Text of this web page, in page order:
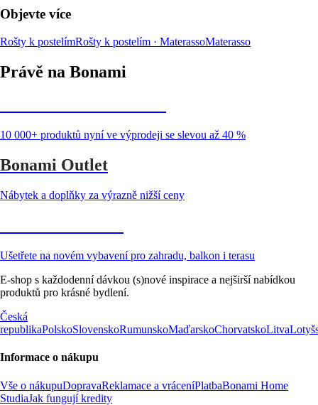
Objevte více
Rošty k postelímRošty k postelím · MaterassoMaterasso
Právě na Bonami
10 000+ produktů nyní ve výprodeji se slevou až 40 %
Bonami Outlet
Nábytek a doplňky za výrazně nižší ceny
Ušetřete na novém vybavení pro zahradu, balkon i terasu
E-shop s každodenní dávkou (s)nové inspirace a nejširší nabídkou
produktů pro krásné bydlení.
Česká
republikaPolskoSlovenskoRumunskoMaďarskoChorvatskoLitva
Informace o nákupu
Vše o nákupuDopravaReklamace a vráceníPlatbaBonami Home
StudiaJak fungují kredity